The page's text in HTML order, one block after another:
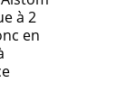
à 2
en